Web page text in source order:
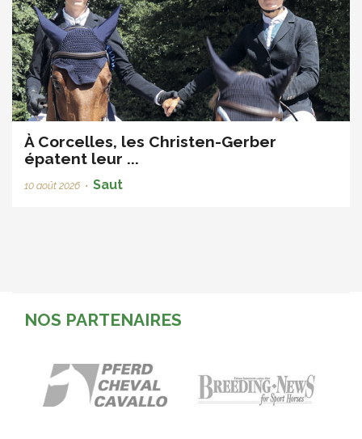
À Corcelles, les Christen-Gerber
épatent leur ...
10 août 2026 • Saut
NOS PARTENAIRES